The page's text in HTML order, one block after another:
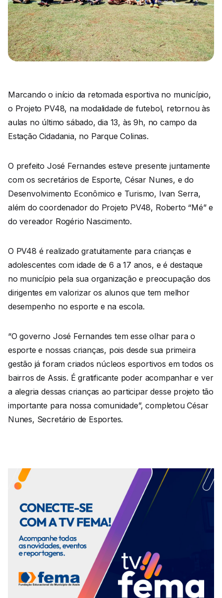
Marcando o início da retomada esportiva no município,
o Projeto PV48, na modalidade de futebol, retornou às
aulas no último sábado, dia 13, às 9h, no campo da
Estação Cidadania, no Parque Colinas.
O prefeito José Fernandes esteve presente juntamente
com os secretários de Esporte, César Nunes, e do
Desenvolvimento Econômico e Turismo, Ivan Serra,
além do coordenador do Projeto PV48, Roberto “Mé” e
do vereador Rogério Nascimento.
O PV48 é realizado gratuitamente para crianças e
adolescentes com idade de 6 a 17 anos, e é destaque
no município pela sua organização e preocupação dos
dirigentes em valorizar os alunos que tem melhor
desempenho no esporte e na escola.
“O governo José Fernandes tem esse olhar para o
esporte e nossas crianças, pois desde sua primeira
gestão já foram criados núcleos esportivos em todos os
bairros de Assis. É gratificante poder acompanhar e ver
a alegria dessas crianças ao participar desse projeto tão
importante para nossa comunidade”, completou César
Nunes, Secretário de Esportes.